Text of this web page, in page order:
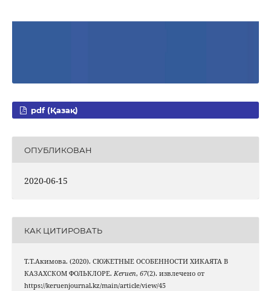
pdf (Қазақ)
ОПУБЛИКОВАН
2020-06-15
КАК ЦИТИРОВАТЬ
Т.Т.Акимова. (2020). СЮЖЕТНЫЕ ОСОБЕННОСТИ ХИКАЯТА В
КАЗАХСКОМ ФОЛЬКЛОРЕ. Keruen, 67(2). извлечено от
https://keruenjournal.kz/main/article/view/45